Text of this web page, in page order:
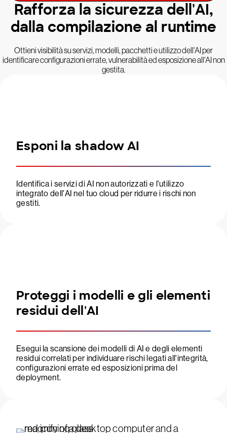
Rafforza la sicurezza dell'AI,
dalla compilazione al runtime
Ottieni visibilità su servizi, modelli, pacchetti e utilizzo dell'AI per
identificare configurazioni errate, vulnerabilità ed esposizione all'AI non
gestita.
Esponi la shadow AI
Identifica i servizi di AI non autorizzati e l'utilizzo
integrato dell'AI nel tuo cloud per ridurre i rischi non
gestiti.
Proteggi i modelli e gli elementi
residui dell'AI
Esegui la scansione dei modelli di AI e degli elementi
residui correlati per individuare rischi legati all'integrità,
configurazioni errate ed esposizioni prima del
deployment.